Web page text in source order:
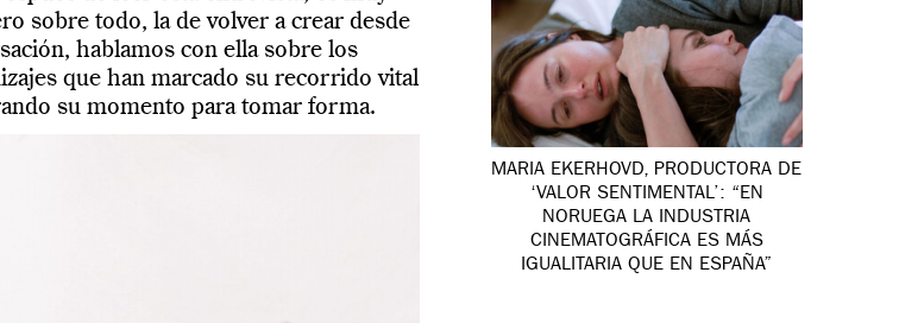
sobre todo, la de volver a crear desde
hablamos con ella sobre los
que han marcado su recorrido vital
su momento para tomar forma.
MARIA EKERHOVD, PRODUCTORA DE
‘VALOR SENTIMENTAL’: “EN
NORUEGA LA INDUSTRIA
CINEMATOGRÁFICA ES MÁS
IGUALITARIA QUE EN ESPAÑA”